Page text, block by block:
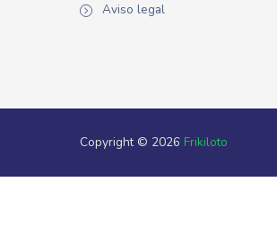
Aviso legal
Copyright © 2026 Frikiloto